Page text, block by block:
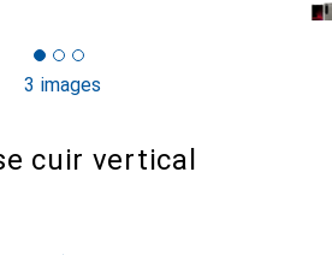
3 images
cuir vertical